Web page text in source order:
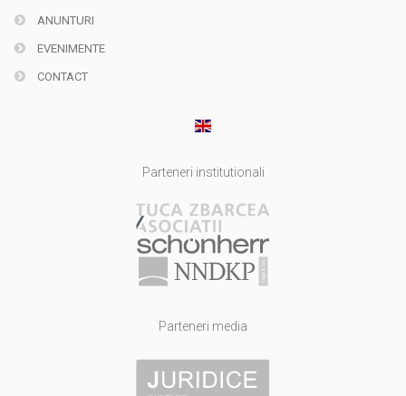
ANUNTURI
EVENIMENTE
CONTACT
Parteneri institutionali
Parteneri media